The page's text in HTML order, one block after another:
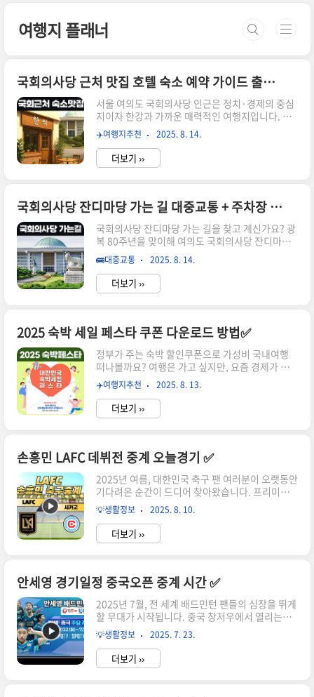
여행지 플래너
국회의사당 근처 맛집 호텔 숙소 예약 가이드 출장 서울여행 꿀팁
서울 여의도 국회의사당 인근은 정치·경제의 중심
지이자 한강과 가까운 매력적인 여행지입니다. 특
히 광복절행사나 각종 전야제, 국회 개방 행사 기간
에는 전국에서 많은 방문객이 찾습니다. 출장으로
여의도를 방문하시는 분, 주말에 서울여행을 계획
하시는 분들 모두 이 글에서 맛집, 호텔 숙소, 예약
숙소와 다양한 맛집을 목적별로 정리했습니다. 🏨
국회의사당 주변 숙소 추천 – 가격과 특징 국회의
사당 근처 숙소는 대부분 지하철 9호선 국회의사당
역에서 도보 10분 이내라서 이동이 매우 편리합니
다. 다만 목적과 예산에 맞게 고르는 것이 중요합니
다. 숙소명1박 가격대 (2인 기준)특징추천 상황켄
싱턴호텔 여의도12만~1..
✈️여행지추천 2025. 8. 14.
더보기 ››
국회의사당 잔디마당 가는 길 대중교통 + 주차장 정보 총정리 (2025 전야제 대비)
국회의사당 잔디마당 가는 길을 찾고 계신가요? 광
복 80주년을 맞이해 여의도 국회의사당 잔디마당
에서는 다양한 전야제와 행사가 열리며 많은 분들
이 이곳을 찾고 있습니다. 특히 올해도 8월 14일,
많은 분들이 기다리셨던 전야제 일정이 예정되어
있어 문의가 많아지고 있는데요. 이 글에서는 국회
꿀팁까지 모든 정보를 꼼꼼히 정리해드릴게요. 처
음 가시는 분도 이 글 하나로 전혀 어려움 없이 방문
하실 수 있습니다. 📍 국회의사당 잔디마당, 어디에
있나요? 먼저 많이들 헷갈리시는 부분부터 짚고 갈
게요.국회의사당 잔디마당은 여의도공원 내 잔디
마당과는 전혀 다른 장소입니다. 정확한 위치: 서울
특별시 영등포구 의사당대..
🚌대중교통 2025. 8. 14.
더보기 ››
2025 숙박 세일 페스타 쿠폰 다운로드 방법✅
정부가 주는 숙박 할인쿠폰으로 가성비 국내여행
떠나볼까요? 여행은 가고 싶지만, 요즘 경제가 너
무 어려워서 망설이셨던 분들 많으시죠? 숙박비,
교통비, 식비까지 만만치 않아 가족여행도, 혼자만
의 힐링여행도 선뜻 나서기 어려운 요즘. 정부에서
실제 예산을 편성해 숙박비를 지원해주는 국내 여
인✔️ 총 80만장 쿠폰 선착순 배포✔️ 정부가 직접 예
산 편성✔️ 가을·겨울 전국 숙소 사용 가능 단순한
이벤트가 아닌 공식 정책 사업이라는 점에서 신뢰
도도 높고, 누구나 쉽게 참여할 수 있어요. 지금부
터 하나씩 자세히 설명드릴게요! 선착순으로 지급
되는 최대 5만 원 숙박쿠폰, 지금 잡지 않으면 늦습
니다! (아래내용 참..
✈️여행지추천 2025. 8. 13.
더보기 ››
손흥민 LAFC 데뷔전 중계 오늘경기 ✅
2025년 여름, 대한민국 축구 팬 여러분이 오랫동안
기다려온 순간이 드디어 찾아왔습니다. 프리미어
리그 토트넘 홋스퍼에서 10년간 활약하며 세계적
인 공격수로 자리매김한 ‘캡틴 손’ 손흥민 선수가
미국 메이저리그사커(MLS) 무대에 도전합니다. 새
로운 소속팀은 로스앤젤레스 FC(LAFC)이며, 오늘
정 안내경기명: LAFC vs 시카고 파이어 (MLS 27
라운드)일시: 2025년 8월 10일(일) 오전 9시 30분
(한국시간)장소: 시트긱 스타디움 (SeatGeek
Stadium, 시카고)현재 순위: LAFC 서부 컨퍼런스
6위 (10승 6무 6패)이번 경기는 LAFC가 플레이오
프 진출을 위해 반드시 잡..
💡생활정보 2025. 8. 10.
더보기 ››
안세영 경기일정 중국오픈 중계 시간 ✅
2025년 7월, 전 세계 배드민턴 팬들의 심장을 뛰게
할 무대가 시작됩니다. 중국 창저우에서 열리는
BWF 슈퍼 1000 ‘중국오픈’은 단순한 대회를 넘어,
한 사람의 ‘전설적인 여정’이 완성될 수 있는 역사
적인 순간입니다. 그리고 그 중심에는 세계랭킹 1
위, 대한민국의 자존심 ‘안세영’ 선수가 서 있습니
💡생활정보 2025. 7. 23.
더보기 ››